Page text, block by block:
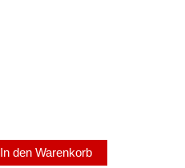
In den Warenkorb